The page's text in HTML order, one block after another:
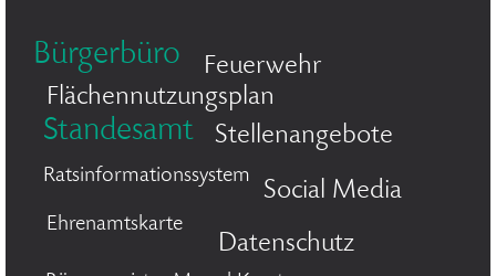
Bürgerbüro
Feuerwehr
Flächennutzungsplan
Standesamt Stellenangebote
Ratsinformationssystem
Social Media
Ehrenamtskarte
Datenschutz